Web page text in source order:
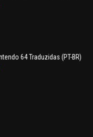
64 Traduzidas (PT-BR)